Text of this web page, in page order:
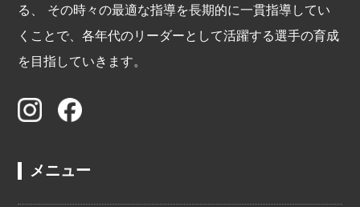
る、 その時々の最適な指導を長期的に一貫指導してい
くことで、各年代のリーダーとして活躍する選手の育成
を目指していきます。
メニュー